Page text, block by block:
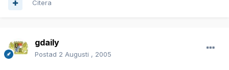
Citera
gdaily
Postad 2 Augusti , 2005